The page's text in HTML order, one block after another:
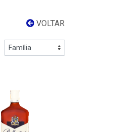
VOLTAR